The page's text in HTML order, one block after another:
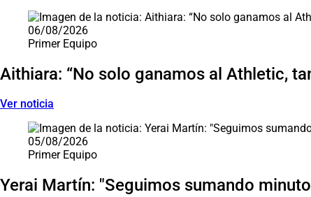
06/08/2026
Primer Equipo
Aithiara: “No solo ganamos al Athletic,
Ver noticia
05/08/2026
Primer Equipo
Yerai Martín: "Seguimos sumando